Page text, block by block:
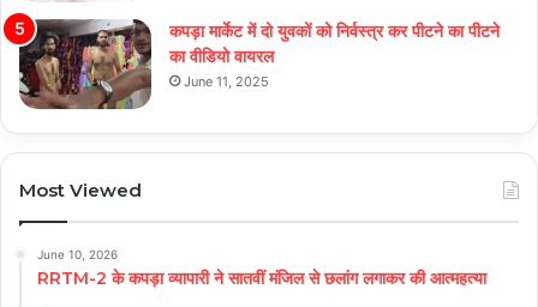
कपड़ा मार्केट में दो युवकों को निर्वस्त्र कर पीटने का पीटने
का वीडियो वायरल
June 11, 2025
Most Viewed
June 10, 2026
RRTM-2 के कपड़ा व्यापारी ने सातवीं मंजिल से छलांग लगाकर की आत्महत्या